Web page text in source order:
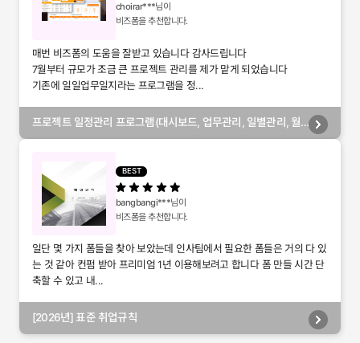
choirar***님이
비즈폼을 추천합니다.
매번 비즈폼의 도움을 잘받고 있습니다 감사드립니다
7월부터 규모가 조금 큰 프로젝트 관리를 제가 맡게 되었습니다
기존에 일일업무일지라는 프로그램을 정...
프로젝트 일정관리 프로그램(대시보드, 업무관리, 일별관리, 월
BEST
bangbangi***님이
비즈폼을 추천합니다.
일단 몇 가지 폼들을 찾아 보았는데 인사팀에서 필요한 폼들은 거의 다 있
는 것 같아 컨펌 받아 프리미엄 1년 이용해보려고 합니다 폼 만들 시간 단
축할 수 있고 내...
[2026년] 표준 취업규칙